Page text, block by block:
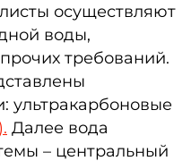
осуществляют
воды,
требований.
Далее вода
– центральный